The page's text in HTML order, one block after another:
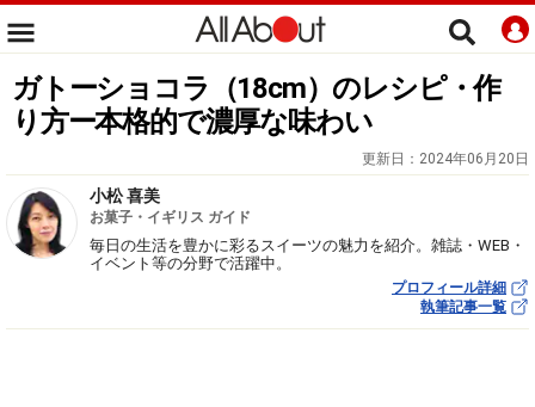
ガトーショコラ（18cm）のレシピ・作
り方ー本格的で濃厚な味わい
更新日： 2024年06月20日
小松 喜美
お菓子・イギリス ガイド
毎日の生活を豊かに彩るスイーツの魅力を紹介。雑誌・WEB・
イベント等の分野で活躍中。
プロフィール詳細
執筆記事一覧